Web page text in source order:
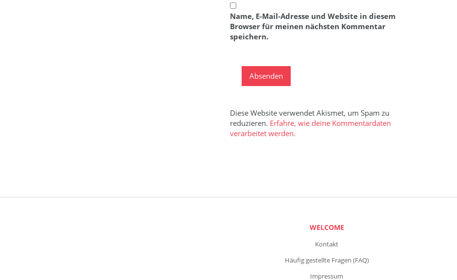
Name, E-Mail-Adresse und Website in diesem
Browser für meinen nächsten Kommentar
speichern.
Diese Website verwendet Akismet, um Spam zu
reduzieren. Erfahre, wie deine Kommentardaten
verarbeitet werden.
WELCOME
Kontakt
Häufig gestellte Fragen (FAQ)
Impressum